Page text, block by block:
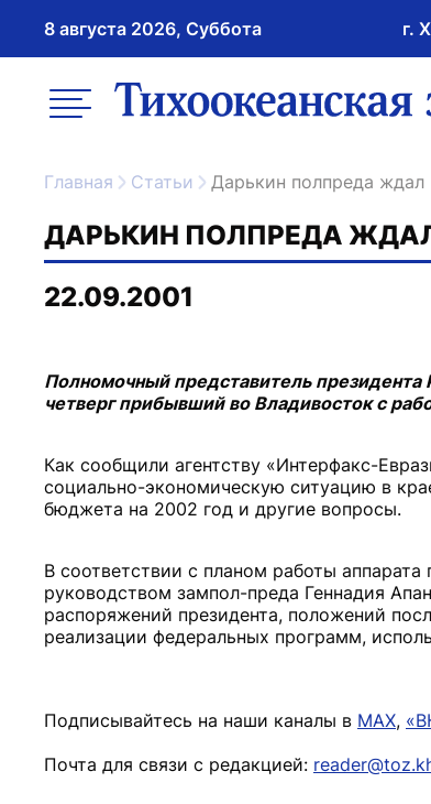
8 августа 2026, Суббота г.
меню ссылка на
Главная Статьи Дарькин полпреда ждал
ДАРЬКИН ПОЛПРЕДА
22.09.2001
Полномочный представитель президента
четверг прибывший во Владивосток с
Как сообщили агентству «Интерфакс-
социально-экономическую ситуацию в
бюджета на 2002 год и другие вопросы.
В соответствии с планом работы
руководством зампол-преда Геннадия
распоряжений президента, положений
реализации федеральных программ,
Подписывайтесь на наши каналы в MAX,
Почта для связи с редакцией: